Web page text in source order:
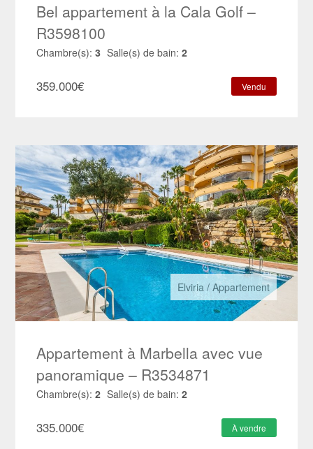
Bel appartement à la Cala Golf –
R3598100
Chambre(s): 3 Salle(s) de bain: 2
359.000€ Vendu
Elviria/ Appartement
Appartement à Marbella avec vue
panoramique – R3534871
Chambre(s): 2 Salle(s) de bain: 2
335.000€ À vendre